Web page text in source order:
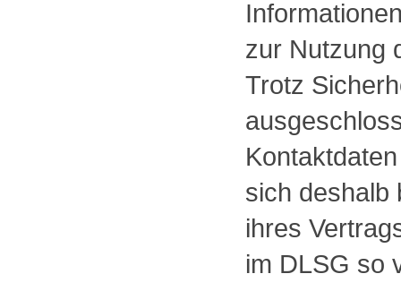
zur Nutzung
Trotz
sich deshalb
ihres
im DLSG so